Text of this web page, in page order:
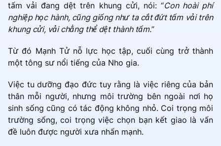
tấm vải đang dệt trên khung cửi, nói: “Con hoài phí
nghiệp học hành, cũng giống như ta cắt đứt tấm vải trên
khung cửi, vải chẳng thể dệt thành tấm.”
Từ đó Mạnh Tử nỗ lực học tập, cuối cùng trở thành
một tông sư nổi tiếng của Nho gia.
Việc tu dưỡng đạo đức tuy rằng là việc riêng của bản
thân mỗi người, nhưng môi trường bên ngoài nơi họ
sinh sống cũng có tác động không nhỏ. Coi trọng môi
trường sống, coi trọng việc chọn bạn kết giao là vấn
đề luôn được người xưa nhấn mạnh.